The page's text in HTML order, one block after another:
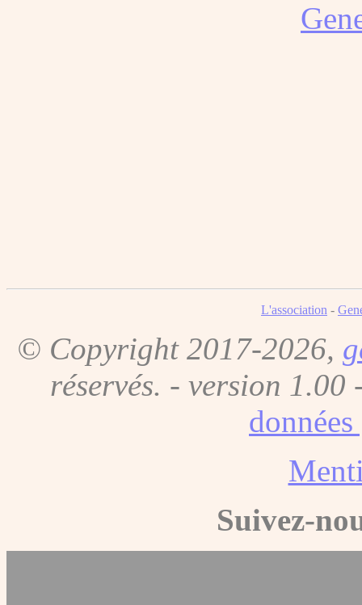
L'association -
© Copyright 2017-2026,
réservés. - version 1.00
Suivez-